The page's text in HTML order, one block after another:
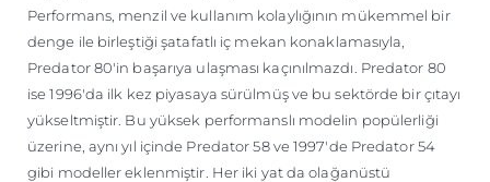
Performans, menzil ve kullanım kolaylığının mükemmel bir
denge ile birleştiği şatafatlı iç mekan konaklamasıyla,
Predator 80'in başarıya ulaşması kaçınılmazdı. Predator 80
ise 1996'da ilk kez piyasaya sürülmüş ve bu sektörde bir çıtayı
yükseltmiştir. Bu yüksek performanslı modelin popülerliği
üzerine, aynı yıl içinde Predator 58 ve 1997'de Predator 54
gibi modeller eklenmiştir. Her iki yat da olağanüstü